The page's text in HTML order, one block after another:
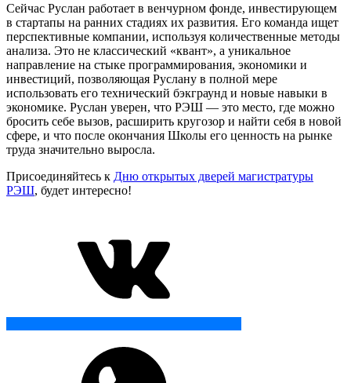
Сейчас Руслан работает в венчурном фонде, инвестирующем
в стартапы на ранних стадиях их развития. Его команда ищет
перспективные компании, используя количественные методы
анализа. Это не классический «квант», а уникальное
направление на стыке программирования, экономики и
инвестиций, позволяющая Руслану в полной мере
использовать его технический бэкграунд и новые навыки в
экономике. Руслан уверен, что РЭШ — это место, где можно
бросить себе вызов, расширить кругозор и найти себя в новой
сфере, и что после окончания Школы его ценность на рынке
труда значительно выросла.
Присоединяйтесь к Дню открытых дверей магистратуры
РЭШ, будет интересно!